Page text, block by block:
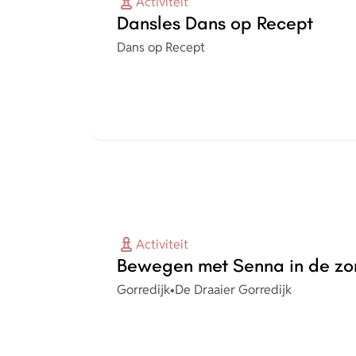
Dansles Dans op Recept
Organisatie
Dans op Recept
Activiteit
Bewegen met Senna in de
Plaats
Gorredijk•Organisatie
De Draaier Gorredijk